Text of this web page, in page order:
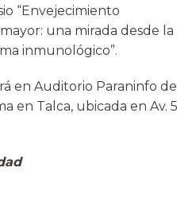
“Envejecimiento
una mirada desde la
inmunológico”.
en Auditorio Paraninfo de
en Talca, ubicada en Av. 5